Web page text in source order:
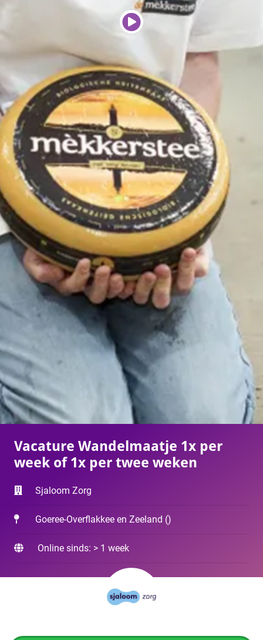
Vacature Wandelmaatje 1x per
week of 1x per twee weken
Sjaloom Zorg
Goeree-Overflakkee en Zeeland ()
Online sinds: > 1 week